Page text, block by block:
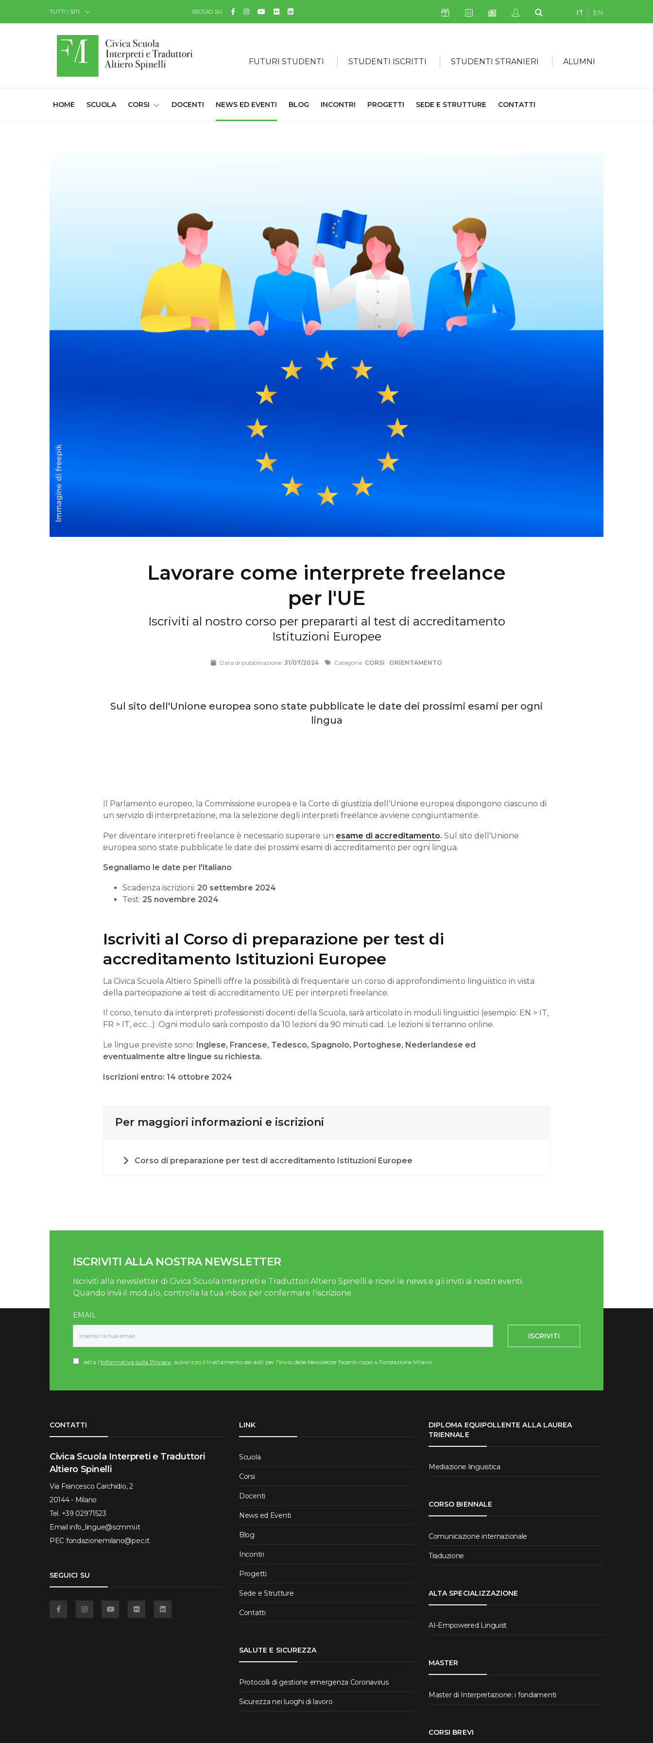
TUTTI I SITI SEGUICI SU Facebook
Instagram
YouTube
Flickr Icona SostieniciIcona Calendario Eventi
Icona Newsletter
Icona My Civica
Icona Cerca
IT EN
FUTURI STUDENTI STUDENTI ISCRITTI STUDENTI STRANIERI ALUMNI
HOME (CURRENT)
SCUOLA CORSI DOCENTI NEWS ED EVENTI BLOG INCONTRI PROGETTI SEDE E STRUTTURE CONTATTI
Lavorare come interprete freelance
per l'UE
Iscriviti al nostro corso per prepararti al test di accreditamento
Istituzioni Europee
Data di pubblicazione: 31/07/2024 Categoria: CORSI · ORIENTAMENTO
Sul sito dell'Unione europea sono state pubblicate le date dei prossimi esami per ogni
lingua
Il Parlamento europeo, la Commissione europea e la Corte di giustizia dell'Unione europea dispongono ciascuno di
un servizio di interpretazione, ma la selezione degli interpreti freelance avviene congiuntamente.
Per diventare interpreti freelance è necessario superare un esame di accreditamento. Sul sito dell'Unione
europea sono state pubblicate le date dei prossimi esami di accreditamento per ogni lingua.
Segnaliamo le date per l'italiano
Scadenza iscrizioni: 20 settembre 2024
Test: 25 novembre 2024
Iscriviti al Corso di preparazione per test di
accreditamento Istituzioni Europee
La Civica Scuola Altiero Spinelli offre la possibilità di frequentare un corso di approfondimento linguistico in vista
della partecipazione ai test di accreditamento UE per interpreti freelance.
Il corso, tenuto da interpreti professionisti docenti della Scuola, sarà articolato in moduli linguistici (esempio: EN > IT,
FR > IT, ecc…). Ogni modulo sarà composto da 10 lezioni da 90 minuti cad. Le lezioni si terranno online.
Le lingue previste sono: Inglese, Francese, Tedesco, Spagnolo, Portoghese, Nederlandese ed
eventualmente altre lingue su richiesta.
Iscrizioni entro: 14 ottobre 2024
Per maggiori informazioni e iscrizioni
Corso di preparazione per test di accreditamento Istituzioni Europee
ISCRIVITI ALLA NOSTRA NEWSLETTER
Iscriviti alla newsletter di Civica Scuola Interpreti e Traduttori Altiero Spinelli e ricevi le news e gli inviti ai nostri eventi.
Quando invii il modulo, controlla la tua inbox per confermare l'iscrizione.
EMAIL
ISCRIVITI
letta l'Informativa sulla Privacy , autorizzo il trattamento dei dati per l'invio delle Newsletter facenti capo a Fondazione Milano.
CONTATTI
Civica Scuola Interpreti e Traduttori
Altiero Spinelli
Via Francesco Carchidio, 2
20144 - Milano
Tel. +39 02971523
Email info_lingue@scmmi.it
PEC fondazionemilano@pec.it
SEGUICI SU
LINK
Scuola
Corsi
Docenti
News ed Eventi
Blog
Incontri
Progetti
Sede e Strutture
Contatti
SALUTE E SICUREZZA
Protocolli di gestione emergenza Coronavirus
Sicurezza nei luoghi di lavoro
DIPLOMA EQUIPOLLENTE ALLA LAUREA
TRIENNALE
Mediazione linguistica
CORSO BIENNALE
Comunicazione internazionale
Traduzione
ALTA SPECIALIZZAZIONE
AI-Empowered Linguist
MASTER
Master di Interpretazione: i fondamenti
CORSI BREVI